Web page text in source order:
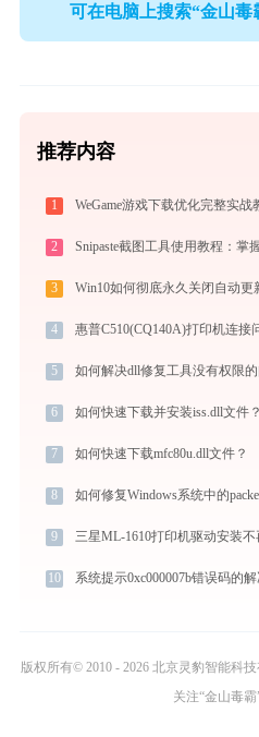
可在电脑上搜索“金山毒
推荐内容
1 WeGame游戏下载优化完整实战
2
3
4 惠普C510(CQ140A)打印机连
5 如何解决dll修复工具没有权限的
6 如何快速下载并安装iss.dll文件？
7 如何快速下载mfc80u.dll文件？
8 如何修复Windows系统中的
9
10 系统提示0xc000007b错误码的
版权所有© 2010 - 2026 北京灵豹智能科技
关注“金山毒